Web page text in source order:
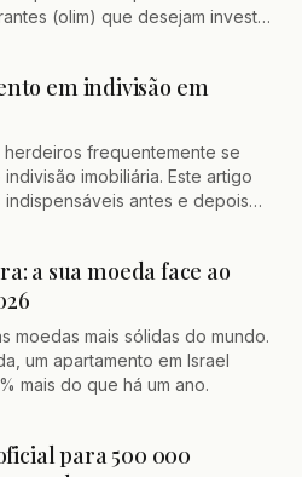
(olim) que desejam investir
risco cambial
em indivisão em
herdeiros frequentemente se
imobiliária. Este artigo
antes e depois
para forçar a saída da
a sua moeda face ao
moedas mais sólidas do mundo.
um apartamento em Israel
mais do que há um ano.
para 500 000